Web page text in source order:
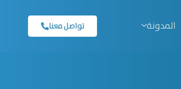
المدونة تواصل معنا